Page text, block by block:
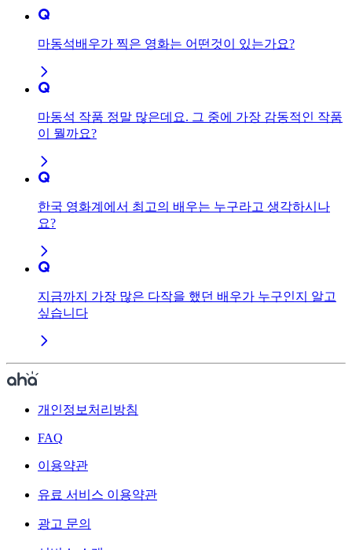
마동석배우가 찍은 영화는 어떤것이 있는가요?
마동석 작품 정말 많은데요. 그 중에 가장 감동적인 작품
이 뭘까요?
한국 영화계에서 최고의 배우는 누구라고 생각하시나
요?
지금까지 가장 많은 다작을 했던 배우가 누구인지 알고
싶습니다
개인정보처리방침
FAQ
이용약관
유료 서비스 이용약관
광고 문의